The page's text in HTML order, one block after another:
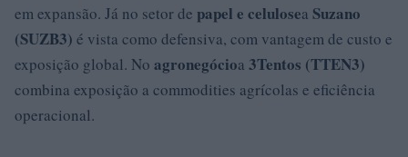
em expansão. Já no setor de papel e celulosea Suzano
(SUZB3) é vista como defensiva, com vantagem de custo e
exposição global. No agronegócioa 3Tentos (TTEN3)
combina exposição a commodities agrícolas e eficiência
operacional.